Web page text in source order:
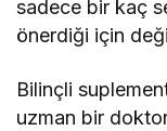
sadece bir kaç
önerdiği için
Bilinçli
uzman bir